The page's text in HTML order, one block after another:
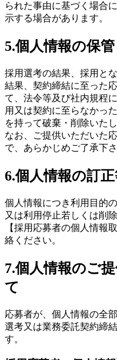
られた事由に基づく場合
示する場合があります。
5.個人情報の保
採用選考の結果、採用と
結果、契約締結に至った
て、法令等及び社内規程
用又は契約に至らなかっ
を持って破棄・削除いたし
なお、ご提供いただいた
で、あらかじめご了承下さ
6.個人情報の訂
個人情報につき利用目的
又は利用停止若しくは削
【採用応募者の個人情報
絡ください。
7.個人情報のご
て
応募者が、個人情報の全
選考又は業務委託契約締
す。